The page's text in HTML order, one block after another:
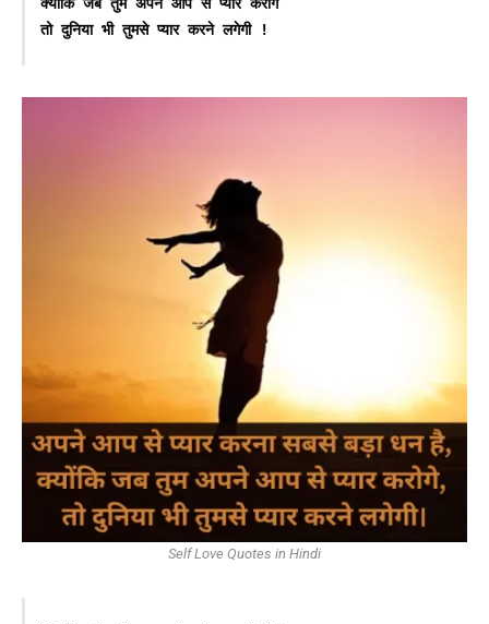
तो दुनिया भी तुमसे प्यार करने लगेगी !
Self Love Quotes in Hindi